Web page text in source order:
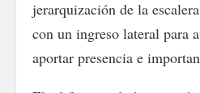
jerarquización de la
con un ingreso lateral para
aportar presencia e